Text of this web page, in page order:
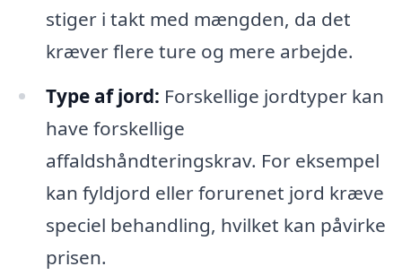
stiger i takt med mængden, da det
kræver flere ture og mere arbejde.
Type af jord: Forskellige jordtyper kan
have forskellige
affaldshåndteringskrav. For eksempel
kan fyldjord eller forurenet jord kræve
speciel behandling, hvilket kan påvirke
prisen.